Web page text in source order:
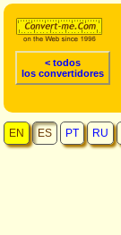
< todos
los convertidores
EN ES PT RU